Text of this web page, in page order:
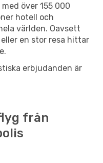
över 155 000
hotell och
världen. Oavsett
en stor resa hittar
erbjudanden är
från